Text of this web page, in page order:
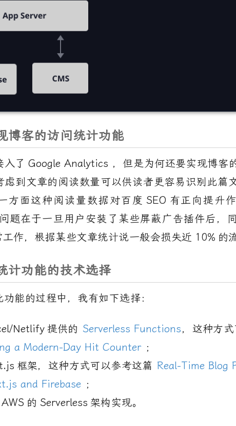
博客的访问统计功能
入了 Google Analytics ，但是为何还要实现博客
虑到文章的阅读数量可以供读者更容易识别此篇
方面这种阅读量数据对百度 SEO 有正向提升
题在于一旦用户安装了某些屏蔽广告插件后，
工作，根据某些文章统计说一般会损失近 10% 的
计功能的技术选择
能的过程中，我有如下选择：
Netlify 提供的 Serverless Functions，这种方
a Modern-Day Hit Counter；
框架，这种方式可以参考这篇 Real-Time Blog
and Firebase ；
AWS 的 Serverless 架构实现。